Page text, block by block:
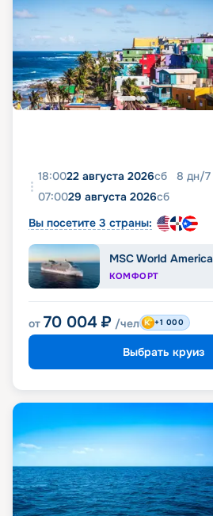
18:0022 августа 2026сб 8 дн/7
07:0029 августа 2026сб
Вы посетите 3 страны:
MSC World America
КОМФОРТ
от 70 004 ₽ /чел +1 000
Выбрать круиз